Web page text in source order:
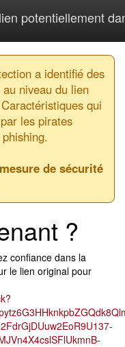
potentiellement
a identifié des
niveau du lien
qui
les pirates
de sécurité
?
confiance dans la
le lien original pour